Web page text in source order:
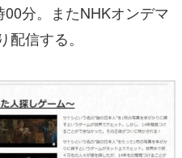
分。またNHKオンデマ
信する。